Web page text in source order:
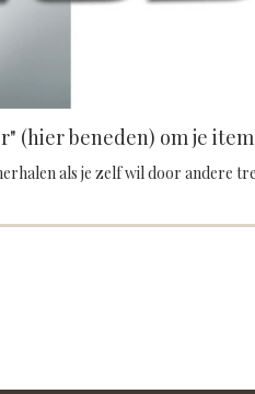
(hier beneden) om je
als je zelf wil door andere